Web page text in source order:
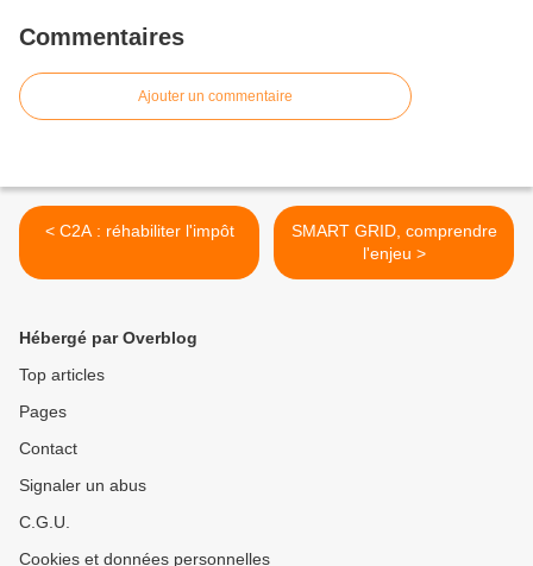
Commentaires
Ajouter un commentaire
< C2A : réhabiliter l'impôt
SMART GRID, comprendre
l'enjeu >
Hébergé par Overblog
Top articles
Pages
Contact
Signaler un abus
C.G.U.
Cookies et données personnelles